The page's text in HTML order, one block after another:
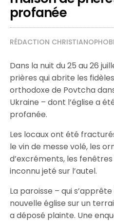
profanée
RÉDACTION
Dans la nuit du 25 au 26
prières qui abrite les
orthodoxe de Povtcha
Ukraine – dont l’église a
profanée.
Les locaux ont été
le vin de messe volé, les
d’excréments, les fenêtres
inconnu jeté sur l’autel.
La paroisse – qui
nouvelle église sur un
a déposé plainte. Une